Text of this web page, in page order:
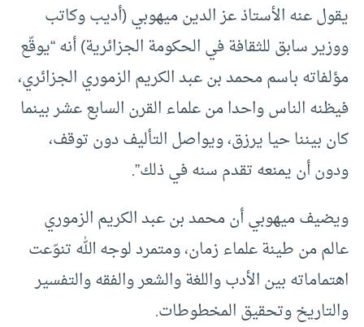
يقول عنه الأستاذ عز الدين ميهوبي (أديب وكاتب
ووزير سابق للثقافة في الحكومة الجزائرية) أنه “يوقّع
مؤلفاته باسم محمد بن عبد الكريم الزموري الجزائري،
فيظنه الناس واحدا من علماء القرن السابع عشر بينما
كان بيننا حيا يرزق، ويواصل التأليف دون توقف،
ودون أن يمنعه تقدم سنه في ذلك”.
ويضيف ميهوبي أن محمد بن عبد الكريم الزموري
عالم من طينة علماء زمان، ومتمرد لوجه الله تنوّعت
اهتماماته بين الأدب واللغة والشعر والفقه والتفسير
والتاريخ وتحقيق المخطوطات.